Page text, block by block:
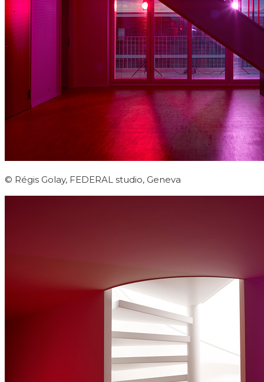
© Régis Golay, FEDERAL studio, Geneva